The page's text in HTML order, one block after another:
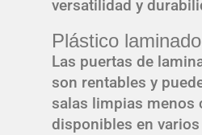
versatilidad y
Plástico laminado
Las puertas de
son rentables y
salas limpias menos
disponibles en